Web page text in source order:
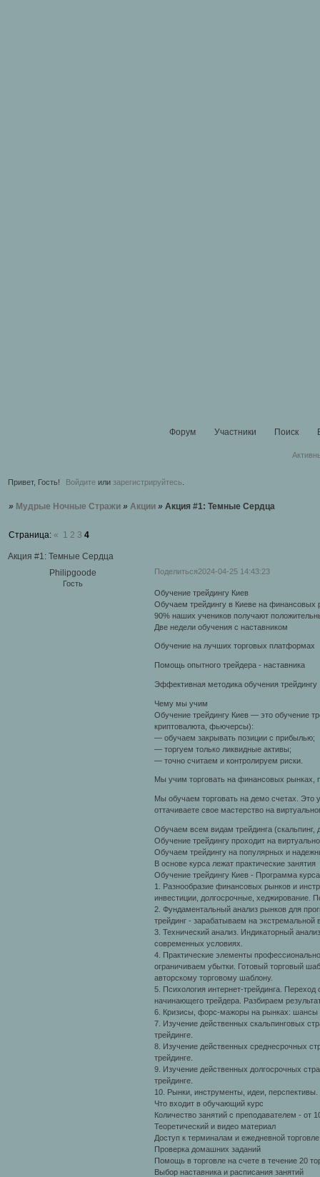
Форум Участники Поиск
Привет, Гость! Войдите или зарегистрируйтесь.
» Мудрые Ночные Стражи » Акции » Акция #1: Темные Сердца
Акция #1: Темные Сердца
Страница: « 1 2 3 4
Поделиться2024-04-25 14:43:23
Philipgoode
Гость
Обучение трейдингу Киев
Обучаем трейдингу в Киеве на финансовых
90% наших учеников получают
Две недели обучения с наставником
Обучение на лучших торговых платформах
Помощь опытного трейдера - наставника
Эффективная методика обучения трейдингу
Чему мы учим
Обучение трейдингу Киев — это обучение
криптовалюта, фьючерсы):
— обучаем закрывать позиции с прибылью;
— торгуем только ликвидные активы;
— точно считаем и контролируем риски.
Мы учим торговать на финансовых рынках,
Мы обучаем торговать на демо счетах. Это
оттачиваете свое мастерство на
Обучаем всем видам трейдинга (скальпинг,
Обучение трейдингу проходит на
Обучаем трейдингу на популярных и
В основе курса лежат практические занятия
Обучение трейдингу Киев - Программа курса
1. Разнообразие финансовых рынков и
инвестиции, долгосрочные, хеджирование.
2. Фундаментальный анализ рынков для
трейдинг - зарабатываем на экстремальной
3. Технический анализ. Индикаторный
современных условиях.
4. Практические элементы
ограничиваем убытки. Готовый торговый
авторскому торговому шаблону.
5. Психология интернет-трейдинга.
начинающего трейдера. Разбираем
6. Кризисы, форс-мажоры на рынках: шансы
7. Изучение действенных скальпинговых
трейдинге.
8. Изучение действенных среднесрочных
трейдинге.
9. Изучение действенных долгосрочных
трейдинге.
10. Рынки, инструменты, идеи,
Что входит в обучающий курс
Количество занятий с преподавателем - от
Теоретический и видео материал
Доступ к терминалам и ежедневной торговле
Проверка домашних заданий
Помощь в торговле на счете в течение 20
Выбор наставника и расписания занятий